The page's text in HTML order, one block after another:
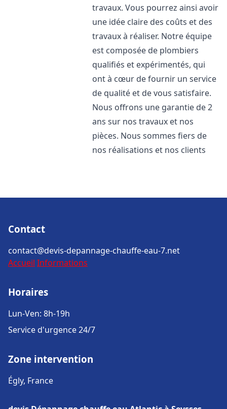
travaux. Vous pourrez ainsi avoir
une idée claire des coûts et des
travaux à réaliser. Notre équipe
est composée de plombiers
qualifiés et expérimentés, qui
ont à cœur de fournir un service
de qualité et de vous satisfaire.
Nous offrons une garantie de 2
ans sur nos travaux et nos
pièces. Nous sommes fiers de
nos réalisations et nos clients
Contact
contact@devis-depannage-chauffe-eau-7.net
Accueil Informations
Horaires
Lun-Ven: 8h-19h
Service d'urgence 24/7
Zone intervention
Égly, France